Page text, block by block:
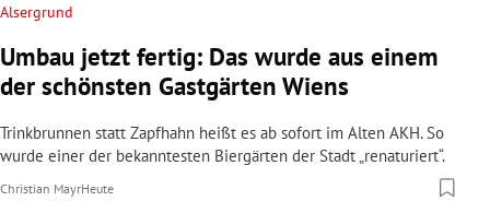
Alsergrund
Umbau jetzt fertig: Das wurde aus einem
der schönsten Gastgärten Wiens
Trinkbrunnen statt Zapfhahn heißt es ab sofort im Alten AKH. So
wurde einer der bekanntesten Biergärten der Stadt „renaturiert“.
Christian MayrHeute